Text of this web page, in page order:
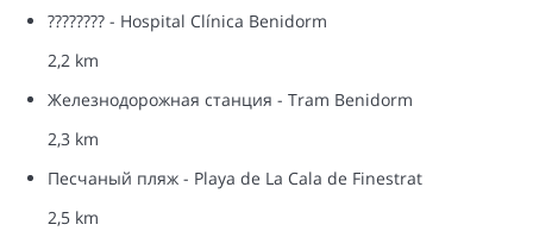
???????? - Hospital Clínica Benidorm
2,2 km
Железнодорожная станция - Tram Benidorm
2,3 km
Песчаный пляж - Playa de La Cala de Finestrat
2,5 km